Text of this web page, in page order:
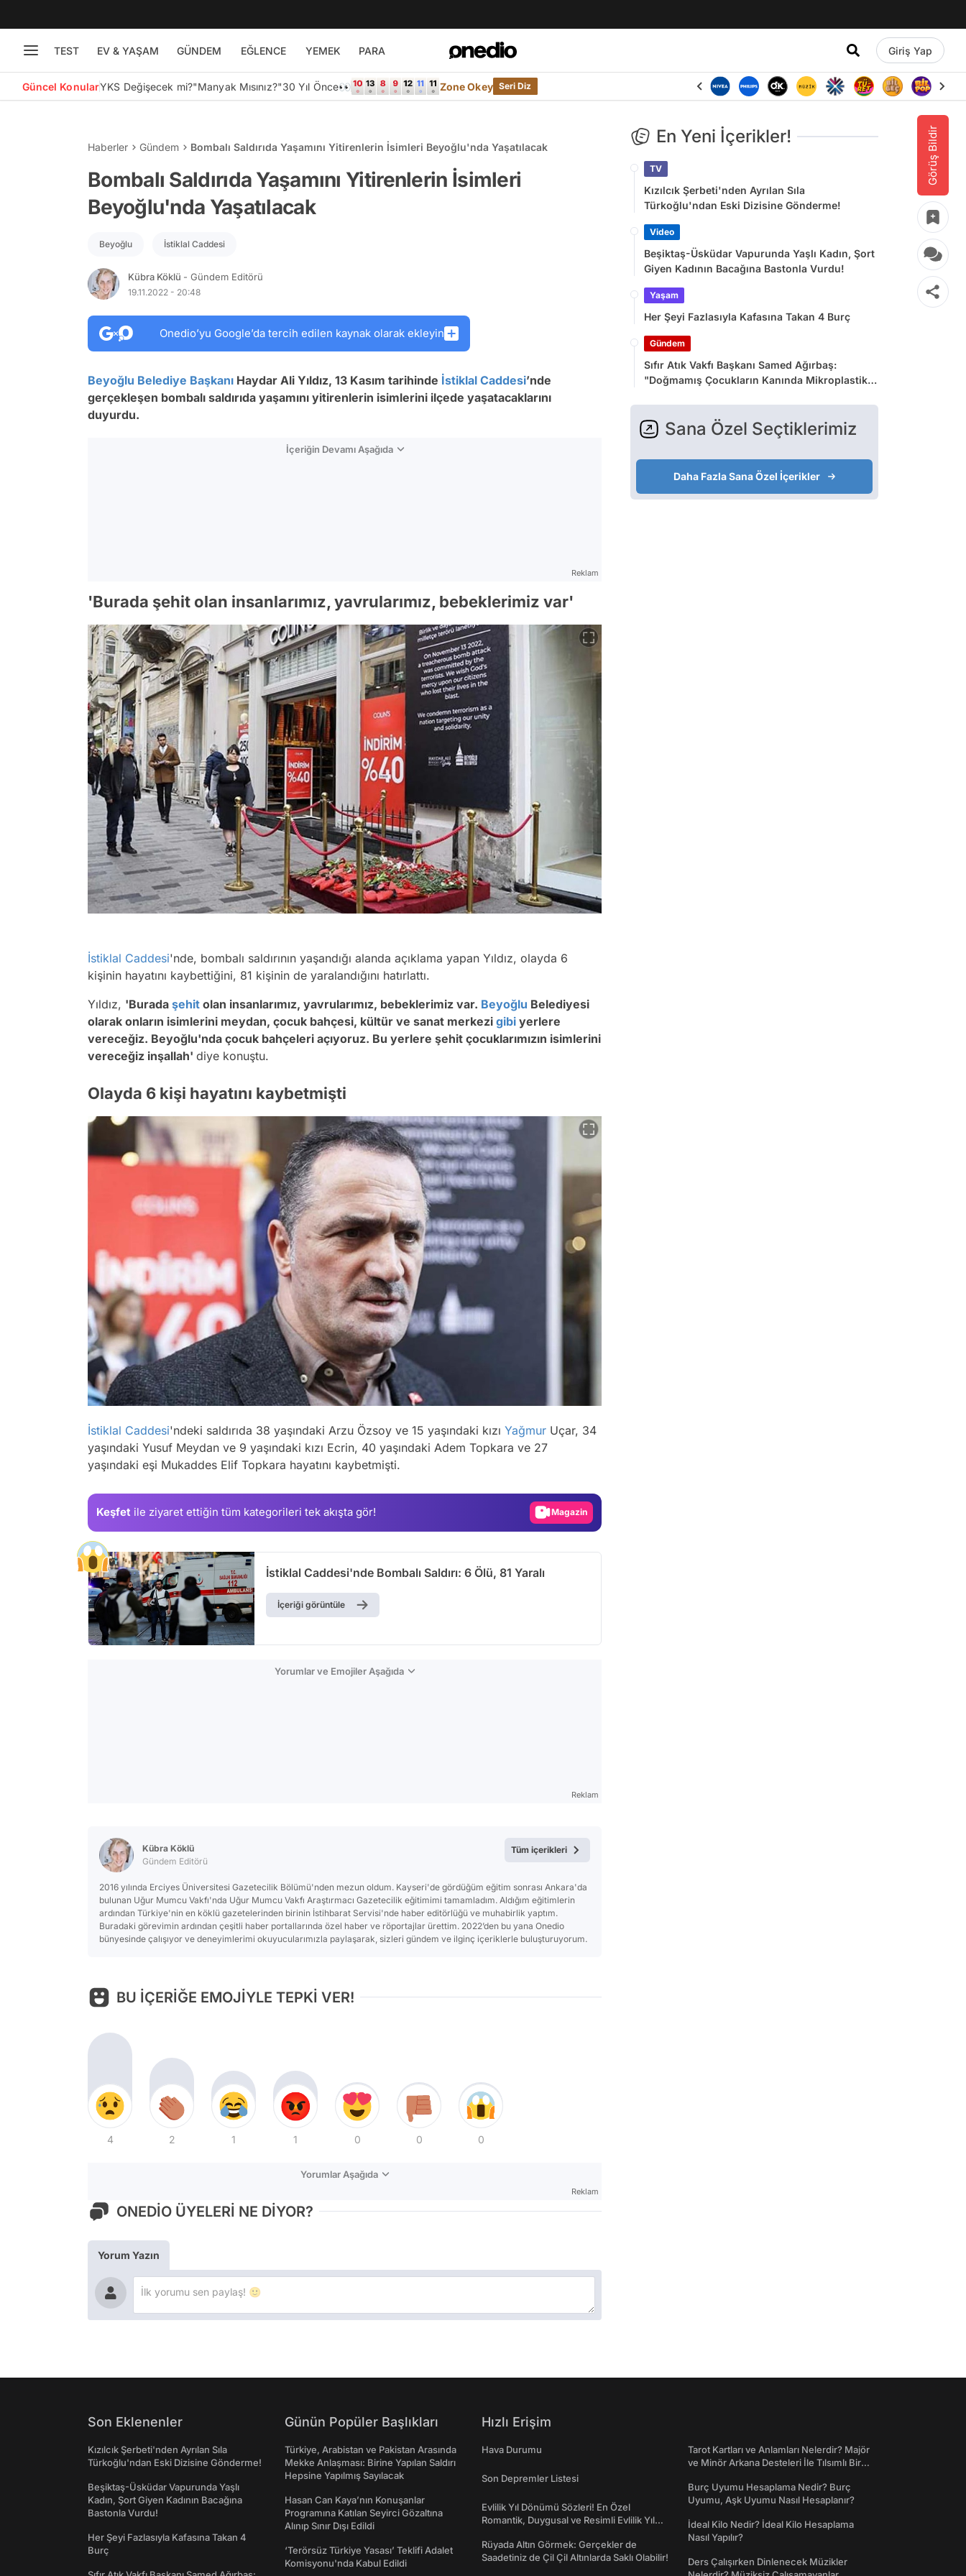
TEST EV & YAŞAM GÜNDEM EĞLENCE YEMEK PARA Giriş Yap
Güncel KonularYKS Değişecek mi?"Manyak Mısınız?"30 Yıl Önce👀 Zone Okey Seri Diz
Görüş Bildir
Haberler Gündem Bombalı Saldırıda Yaşamını Yitirenlerin İsimleri Beyoğlu'nda Yaşatılacak
Bombalı Saldırıda Yaşamını Yitirenlerin İsimleri
Beyoğlu'nda Yaşatılacak
Beyoğlu İstiklal Caddesi
Kübra Köklü - Gündem Editörü
19.11.2022 - 20:48
Onedio’yu Google’da tercih edilen kaynak olarak ekleyin
Beyoğlu Belediye Başkanı Haydar Ali Yıldız, 13 Kasım tarihinde İstiklal Caddesi’nde
gerçekleşen bombalı saldırıda yaşamını yitirenlerin isimlerini ilçede yaşatacaklarını
duyurdu.
İçeriğin Devamı Aşağıda
Reklam
'Burada şehit olan insanlarımız, yavrularımız, bebeklerimiz var'
İstiklal Caddesi'nde, bombalı saldırının yaşandığı alanda açıklama yapan Yıldız, olayda 6
kişinin hayatını kaybettiğini, 81 kişinin de yaralandığını hatırlattı.
Yıldız, 'Burada şehit olan insanlarımız, yavrularımız, bebeklerimiz var. Beyoğlu Belediyesi
olarak onların isimlerini meydan, çocuk bahçesi, kültür ve sanat merkezi gibi yerlere
vereceğiz. Beyoğlu'nda çocuk bahçeleri açıyoruz. Bu yerlere şehit çocuklarımızın isimlerini
vereceğiz inşallah' diye konuştu.
Olayda 6 kişi hayatını kaybetmişti
İstiklal Caddesi'ndeki saldırıda 38 yaşındaki Arzu Özsoy ve 15 yaşındaki kızı Yağmur Uçar, 34
yaşındaki Yusuf Meydan ve 9 yaşındaki kızı Ecrin, 40 yaşındaki Adem Topkara ve 27
yaşındaki eşi Mukaddes Elif Topkara hayatını kaybetmişti.
Keşfet ile ziyaret ettiğin tüm kategorileri tek akışta gör! Magazin
İstiklal Caddesi'nde Bombalı Saldırı: 6 Ölü, 81 Yaralı
İçeriği görüntüle
Yorumlar ve Emojiler Aşağıda
Reklam
Kübra Köklü
Gündem Editörü
2016 yılında Erciyes Üniversitesi Gazetecilik Bölümü'nden mezun oldum. Kayseri'de gördüğüm eğitim sonrası Ankara'da
bulunan Uğur Mumcu Vakfı'nda Uğur Mumcu Vakfı Araştırmacı Gazetecilik eğitimimi tamamladım. Aldığım eğitimlerin
ardından Türkiye'nin en köklü gazetelerinden birinin İstihbarat Servisi'nde haber editörlüğü ve muhabirlik yaptım.
Buradaki görevimin ardından çeşitli haber portallarında özel haber ve röportajlar ürettim. 2022’den bu yana Onedio
bünyesinde çalışıyor ve deneyimlerimi okuyucularımızla paylaşarak, sizleri gündem ve ilginç içeriklerle buluşturuyorum.
Tüm içerikleri
BU İÇERİĞE EMOJİYLE TEPKİ VER!
4 2 1 1 0 0 0
Yorumlar Aşağıda
Reklam
ONEDİO ÜYELERİ NE DİYOR?
Yorum Yazın
En Yeni İçerikler!
TV
Kızılcık Şerbeti'nden Ayrılan Sıla
Türkoğlu'ndan Eski Dizisine Gönderme!
Video
Beşiktaş-Üsküdar Vapurunda Yaşlı Kadın, Şort
Giyen Kadının Bacağına Bastonla Vurdu!
Yaşam
Her Şeyi Fazlasıyla Kafasına Takan 4 Burç
Gündem
Sıfır Atık Vakfı Başkanı Samed Ağırbaş:
"Doğmamış Çocukların Kanında Mikroplastik
Sana Özel Seçtiklerimiz
Daha Fazla Sana Özel İçerikler
Son Eklenenler
Kızılcık Şerbeti'nden Ayrılan Sıla
Türkoğlu'ndan Eski Dizisine Gönderme!
Beşiktaş-Üsküdar Vapurunda Yaşlı
Kadın, Şort Giyen Kadının Bacağına
Bastonla Vurdu!
Her Şeyi Fazlasıyla Kafasına Takan 4
Burç
Günün Popüler Başlıkları
Türkiye, Arabistan ve Pakistan Arasında
Mekke Anlaşması: Birine Yapılan Saldırı
Hepsine Yapılmış Sayılacak
Hasan Can Kaya’nın Konuşanlar
Programına Katılan Seyirci Gözaltına
Alınıp Sınır Dışı Edildi
‘Terörsüz Türkiye Yasası’ Teklifi Adalet
Komisyonu'nda Kabul Edildi
Hızlı Erişim
Hava Durumu
Son Depremler Listesi
Evlilik Yıl Dönümü Sözleri! En Özel
Romantik, Duygusal ve Resimli Evlilik Yıl
Rüyada Altın Görmek: Gerçekler de
Saadetiniz de Çil Çil Altınlarda Saklı Olabilir!
Tarot Kartları ve Anlamları Nelerdir? Majör
ve Minör Arkana Desteleri İle Tılsımlı Bir
Burç Uyumu Hesaplama Nedir? Burç
Uyumu, Aşk Uyumu Nasıl Hesaplanır?
İdeal Kilo Nedir? İdeal Kilo Hesaplama
Nasıl Yapılır?
Ders Çalışırken Dinlenecek Müzikler